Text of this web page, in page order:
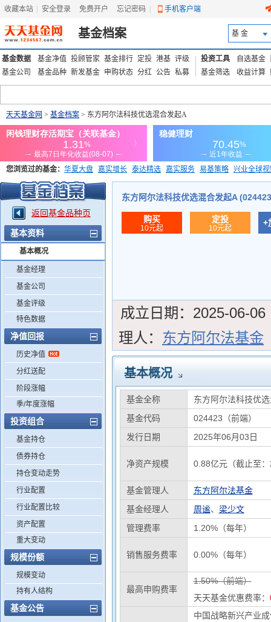
收藏本站 安全登录 免费开户 忘记密码 手机客户端
基金档案 基 金
基金数据 基金净值 投顾管家 基金排行 定投 港基 评级
基金公司
基金品种 新发基金 申购状态 分红 公告 私募
投资工具 自选基金
基金筛选
收益计算
天天基金网 > 基金档案 > 东方阿尔法科技优选混合发起A
您浏览过的基金： 华夏大盘 嘉实增长 泰达精选 嘉实服务 易基策略 兴业全球
添富优势 华安宏利 上证180价值ETF
返回基金品种页
基本资料
基本概况
基金经理
基金公司
基金评级
特色数据
净值回报
历史净值
分红送配
阶段涨幅
季/年度涨幅
投资组合
基金持仓
债券持仓
持仓变动走势
行业配置
行业配置比较
资产配置
重大变动
规模份额
规模变动
持有人结构
基金公告
东方阿尔法科技优选混合发起A
购买
10元起
定投
10元起
+
成立日期： 2025-06-06
理人： 东方阿尔法基金
基本概况
基金全称
东方阿尔法科技优
基金代码
024423（前端）
发行日期
2025年06月03日
净资产规模 0.88亿元（截止至
基金管理人
东方阿尔法基金
基金经理人
周谧、 梁少文
管理费率
1.20%（每年）
销售服务费率 0.00%（每年）
最高申购费率
1.50%（前端）
天天基金优惠费率：
中国战略新兴产业